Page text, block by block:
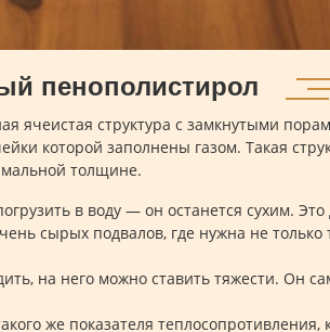
пенополистирол
ячеистая структура с замкнутыми
которой заполнены газом. Такая
толщине.
в воду — он останется сухим. Это
сырых подвалов, где нужна не только
на него можно ставить тяжести. Он
же показателя теплосопротивления,